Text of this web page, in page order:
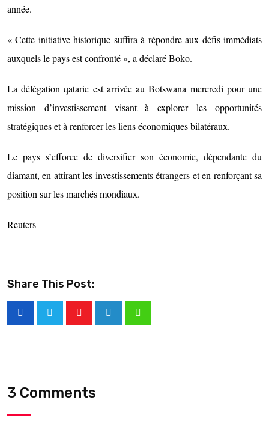
année.
« Cette initiative historique suffira à répondre aux défis immédiats
auxquels le pays est confronté », a déclaré Boko.
La délégation qatarie est arrivée au Botswana mercredi pour une
mission d’investissement visant à explorer les opportunités
stratégiques et à renforcer les liens économiques bilatéraux.
Le pays s’efforce de diversifier son économie, dépendante du
diamant, en attirant les investissements étrangers et en renforçant sa
position sur les marchés mondiaux.
Reuters
Share This Post:
3 Comments